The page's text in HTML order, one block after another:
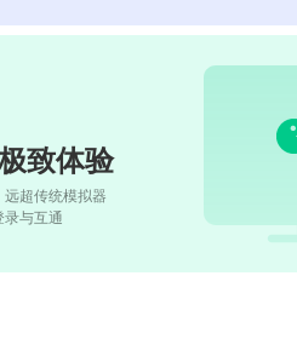
致体验
超传统模拟器
录与互通